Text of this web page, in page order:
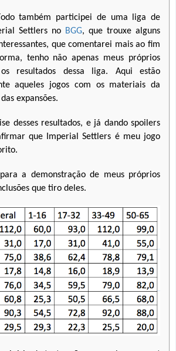
também participei de uma liga de
Settlers no BGG, que trouxe alguns
que comentarei mais ao fim
tenho não apenas meus próprios
resultados dessa liga. Aqui estão
aqueles jogos com os materiais da
expansões.
desses resultados, e já dando spoilers
que Imperial Settlers é meu jogo
a demonstração de meus próprios
que tiro deles.